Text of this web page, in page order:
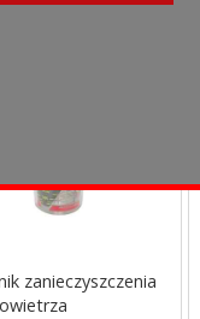
zanieczyszczenia